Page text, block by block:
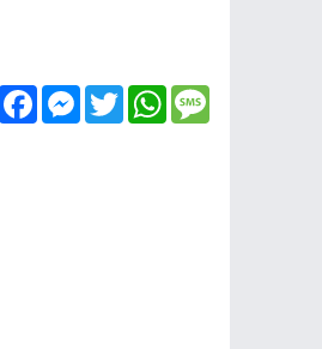
FacebookMessenger
TwitterWhatsApp